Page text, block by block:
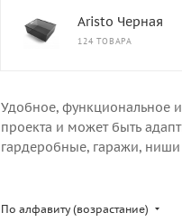
Aristo Черная
124 ТОВАРА
Удобное, функциональное
проекта и может быть
гардеробные, гаражи,
По алфавиту (возрастание)